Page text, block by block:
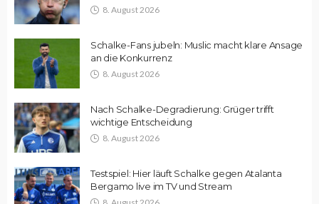
8. August 2026
Schalke-Fans jubeln: Muslic macht klare Ansage
an die Konkurrenz
8. August 2026
Nach Schalke-Degradierung: Grüger trifft
wichtige Entscheidung
8. August 2026
Testspiel: Hier läuft Schalke gegen Atalanta
Bergamo live im TV und Stream